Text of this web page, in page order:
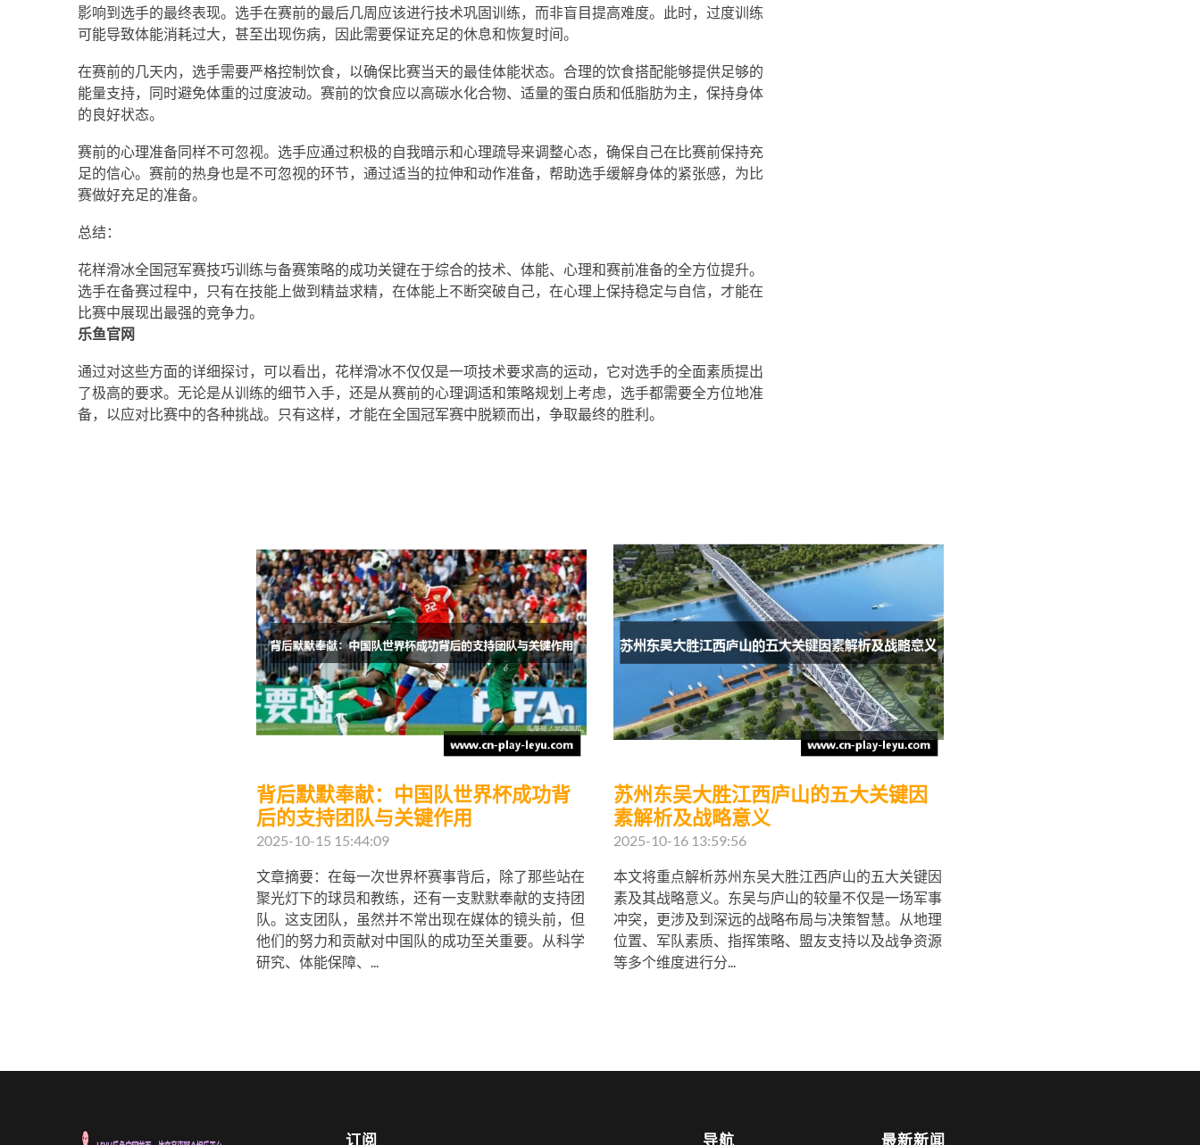
影响到选手的最终表现。选手在赛前的最后几周应该进行技术巩固训练，而非盲目提高难度。此时，过度训练
可能导致体能消耗过大，甚至出现伤病，因此需要保证充足的休息和恢复时间。
在赛前的几天内，选手需要严格控制饮食，以确保比赛当天的最佳体能状态。合理的饮食搭配能够提供足够的
能量支持，同时避免体重的过度波动。赛前的饮食应以高碳水化合物、适量的蛋白质和低脂肪为主，保持身体
的良好状态。
赛前的心理准备同样不可忽视。选手应通过积极的自我暗示和心理疏导来调整心态，确保自己在比赛前保持充
足的信心。赛前的热身也是不可忽视的环节，通过适当的拉伸和动作准备，帮助选手缓解身体的紧张感，为比
赛做好充足的准备。
总结：
花样滑冰全国冠军赛技巧训练与备赛策略的成功关键在于综合的技术、体能、心理和赛前准备的全方位提升。
选手在备赛过程中，只有在技能上做到精益求精，在体能上不断突破自己，在心理上保持稳定与自信，才能在
比赛中展现出最强的竞争力。
乐鱼官网
通过对这些方面的详细探讨，可以看出，花样滑冰不仅仅是一项技术要求高的运动，它对选手的全面素质提出
了极高的要求。无论是从训练的细节入手，还是从赛前的心理调适和策略规划上考虑，选手都需要全方位地准
备，以应对比赛中的各种挑战。只有这样，才能在全国冠军赛中脱颖而出，争取最终的胜利。
背后默默奉献：中国队世界杯成功背
后的支持团队与关键作用
2025-10-15 15:44:09
文章摘要：在每一次世界杯赛事背后，除了那些站在
聚光灯下的球员和教练，还有一支默默奉献的支持团
队。这支团队，虽然并不常出现在媒体的镜头前，但
他们的努力和贡献对中国队的成功至关重要。从科学
研究、体能保障、...
苏州东吴大胜江西庐山的五大关键因
素解析及战略意义
2025-10-16 13:59:56
本文将重点解析苏州东吴大胜江西庐山的五大关键因
素及其战略意义。东吴与庐山的较量不仅是一场军事
冲突，更涉及到深远的战略布局与决策智慧。从地理
位置、军队素质、指挥策略、盟友支持以及战争资源
等多个维度进行分...
最新新闻
导航
订阅